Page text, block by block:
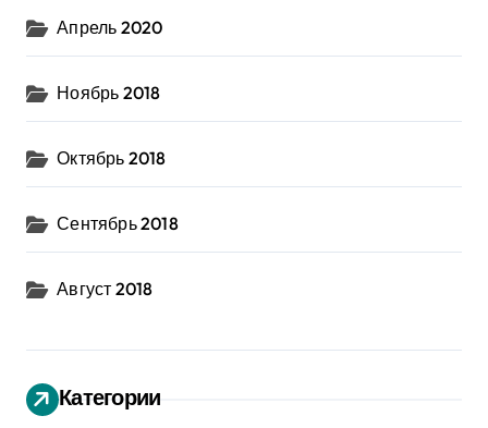
Апрель 2020
Ноябрь 2018
Октябрь 2018
Сентябрь 2018
Август 2018
Категории